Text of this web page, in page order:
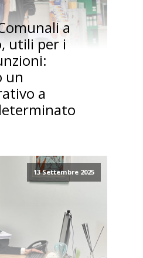
a
utili per i
un
a
13 Settembre 2025